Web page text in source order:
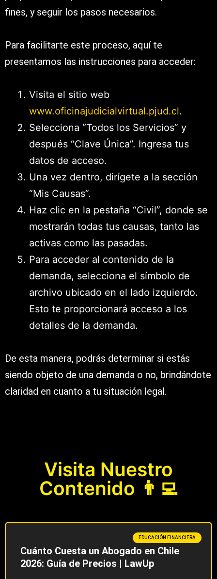
fines, y seguir los pasos necesarios.
Para facilitarte este proceso, aquí te
presentamos las instrucciones para acceder:
Visita el sitio web
www.oficinajudicialvirtual.pjud.cl.
Selecciona “Todos los Servicios” y
después “Clave Única”. Ingresa tus
datos de acceso.
Una vez dentro, dirígete a la sección
“Mis Causas”.
Haz clic en la pestaña “Civil”, donde se
mostrarán todas tus causas, tanto las
activas como las pasadas.
Para acceder al contenido de la
demanda, selecciona el símbolo de
archivo ubicado en el lado izquierdo.
Esto te proporcionará acceso a los
detalles de la demanda.
De esta manera, podrás determinar si estás
siendo objeto de una demanda o no, brindándote
claridad en cuanto a tu situación legal.
Visita Nuestro
Contenido 👨‍💻
EDUCACIÓN FINANCIERA
Cuánto Cuesta un Abogado en Chile
2026: Guía de Precios | LawUp